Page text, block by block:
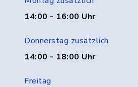
14:00 - 16:00 Uhr
Donnerstag zusätzlich
14:00 - 18:00 Uhr
Freitag